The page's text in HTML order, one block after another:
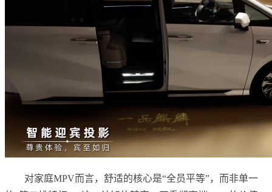
对家庭MPV而言，舒适的核心是“全员平等”，而非单一